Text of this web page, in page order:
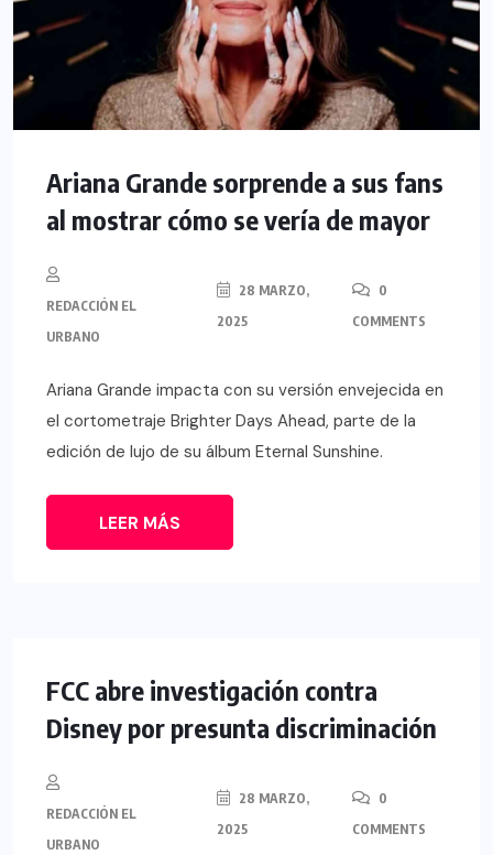
Ariana Grande sorprende a sus fans
al mostrar cómo se vería de mayor
REDACCIÓN EL
URBANO
28 MARZO,
2025
0
COMMENTS
Ariana Grande impacta con su versión envejecida en
el cortometraje Brighter Days Ahead, parte de la
edición de lujo de su álbum Eternal Sunshine.
LEER MÁS
FCC abre investigación contra
Disney por presunta discriminación
REDACCIÓN EL
URBANO
28 MARZO,
2025
0
COMMENTS